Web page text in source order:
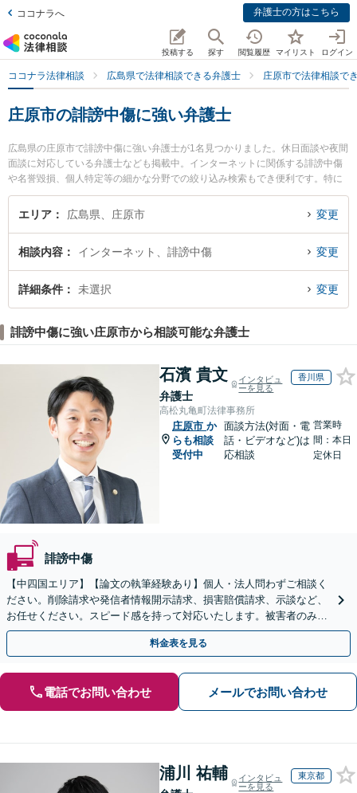
ココナラへ 弁護士の方はこちら
投稿する 探す 閲覧履歴 マイリスト ログイン
ココナラ法律相談 広島県で法律相談できる弁護士 庄原市で法律相談で
庄原市の誹謗中傷に強い弁護士
広島県の庄原市で誹謗中傷に強い弁護士が1名見つかりました。休日面談や夜間
面談に対応している弁護士なども掲載中。インターネットに関係する誹謗中傷
や名誉毀損、個人特定等の細かな分野での絞り込み検索もでき便利です。特に
三浦益隆法律事務所の三浦 益隆弁護士のプロフィール情報や弁護士費用、強み
などが注目されています。『庄原市で土日や夜間に発生した誹謗中傷のトラブ
内の弁護士に相談予約したい』などでお困りの相談者さんにおすすめです。
エリア 広島県、庄原市 変更
相談内容 インターネット、誹謗中傷 変更
詳細条件 未選択 変更
誹謗中傷に強い庄原市から相談可能な弁護士
石濱 貴文
弁護士
インタビュ
ーを見る
香川県
高松丸亀町法律事務所
庄原市 か
らも相談
受付中
面談方法(対面・電
話・ビデオなど)は
応相談
営業時
間：本日
定休日
誹謗中傷
【中四国エリア】【論文の執筆経験あり】個人・法人問わずご相談く
ださい。削除請求や発信者情報開示請求、損害賠償請求、示談など、
お任せください。スピード感を持って対応いたします。被害者のみな
らず加害者のご相談も可能です【夜間・休日面談可】
料金表を見る
電話でお問い合わせ メールでお問い合わせ
浦川 祐輔
インタビュ
ーを見る
東京都